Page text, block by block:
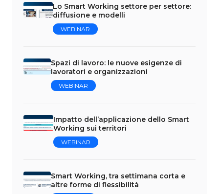
Lo Smart Working settore per settore:
diffusione e modelli
WEBINAR
Spazi di lavoro: le nuove esigenze di
lavoratori e organizzazioni
WEBINAR
Impatto dell’applicazione dello Smart
Working sui territori
WEBINAR
Smart Working, tra settimana corta e
altre forme di flessibilità